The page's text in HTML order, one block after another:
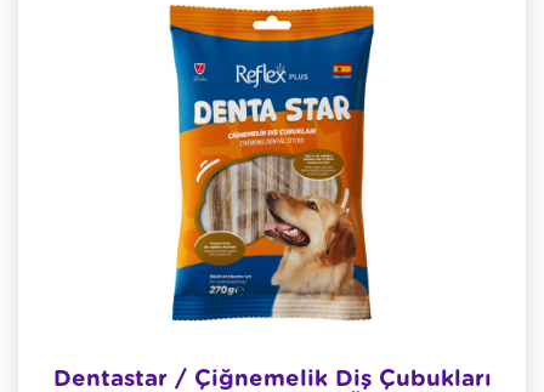
Dentastar / Çiğnemelik Diş Çubukları